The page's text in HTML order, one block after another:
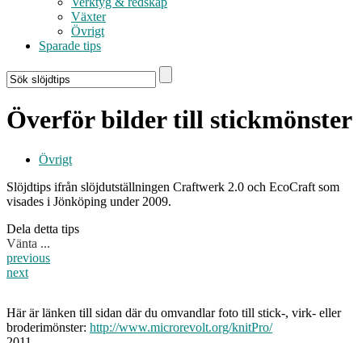
Växter
Övrigt
Sparade tips
Överför bilder till stickmönster
Övrigt
Slöjdtips ifrån slöjdutställningen Craftwerk 2.0 och EcoCraft som
visades i Jönköping under 2009.
Dela detta tips
Vänta ...
previous
next
Här är länken till sidan där du omvandlar foto till stick-, virk- eller
broderimönster: http://www.microrevolt.org/knitPro/